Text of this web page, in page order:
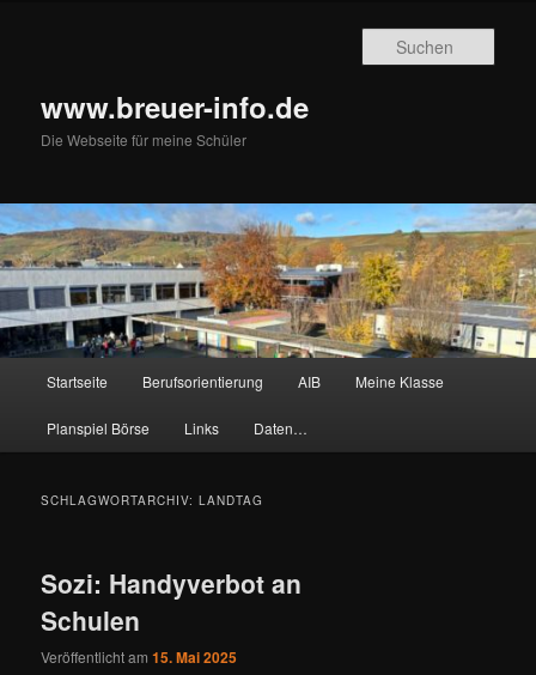
www.breuer-info.de
Die Webseite für meine Schüler
Startseite Berufsorientierung AIB Meine Klasse
Planspiel Börse Links Daten…
SCHLAGWORTARCHIV:LANDTAG
Sozi: Handyverbot an
Schulen
Veröffentlicht am15. Mai 2025